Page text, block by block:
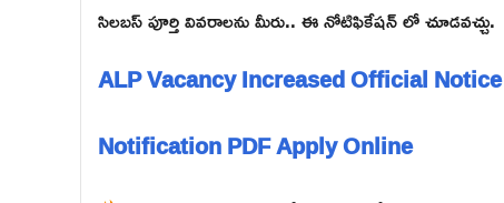
సిలబస్ పూర్తి వివరాలను మీరు.. ఈ నోటిఫికేషన్ లో చూడవచ్చు.
ALP Vacancy Increased Official Notice
Notification PDFApply Online